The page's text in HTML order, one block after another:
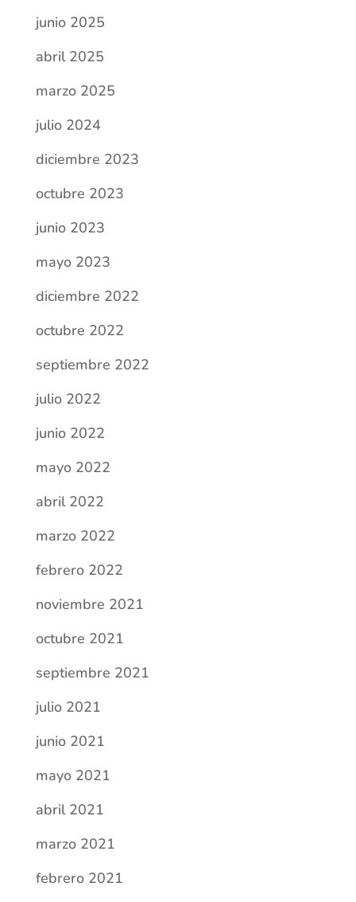
junio 2025
abril 2025
marzo 2025
julio 2024
diciembre 2023
octubre 2023
junio 2023
mayo 2023
diciembre 2022
octubre 2022
septiembre 2022
julio 2022
junio 2022
mayo 2022
abril 2022
marzo 2022
febrero 2022
noviembre 2021
octubre 2021
septiembre 2021
julio 2021
junio 2021
mayo 2021
abril 2021
marzo 2021
febrero 2021